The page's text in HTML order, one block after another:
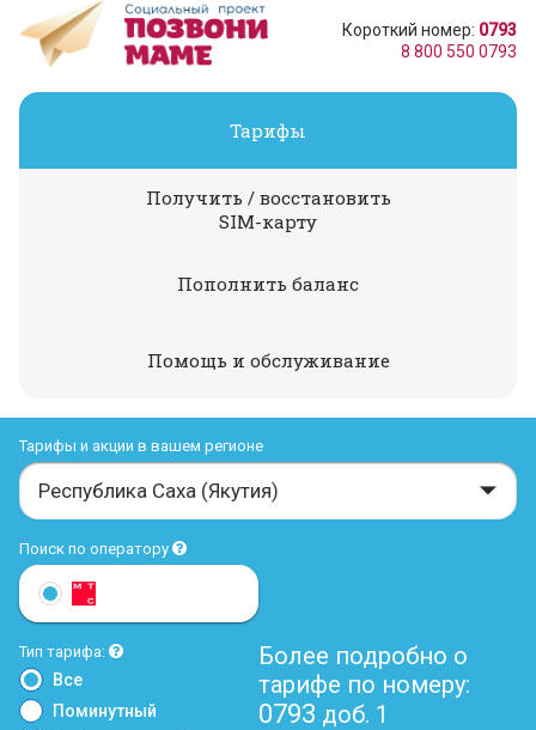
Короткий номер: 0793
8 800 550 0793
Тарифы
Получить / восстановить
SIM-карту
Пополнить баланс
Помощь и обслуживание
Тарифы и акции в вашем регионе
Республика Саха (Якутия)
Поиск по оператору
Тип тарифа:
Все
Поминутный
Более подробно о
тарифе по номеру:
0793 доб. 1